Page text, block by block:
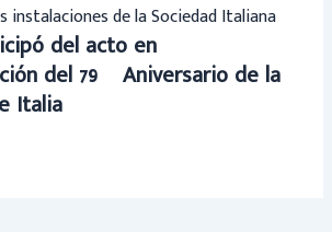
instalaciones de la Sociedad Italiana
del acto en
del 79º Aniversario de la
Italia